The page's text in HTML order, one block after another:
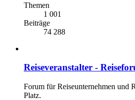
Themen
1 001
Beiträge
74 288
Reiseveranstalter -
Forum für Reiseunternehmen und
Platz.